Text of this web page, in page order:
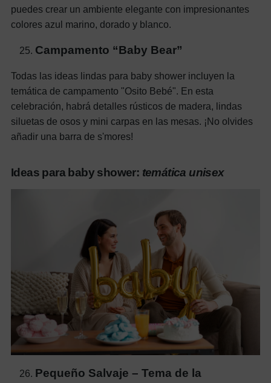
puedes crear un ambiente elegante con impresionantes
colores azul marino, dorado y blanco.
Campamento “Baby Bear”
Todas las ideas lindas para baby shower incluyen la
temática de campamento "Osito Bebé". En esta
celebración, habrá detalles rústicos de madera, lindas
siluetas de osos y mini carpas en las mesas. ¡No olvides
añadir una barra de s'mores!
Ideas para baby shower: temática unisex
Pequeño Salvaje – Tema de la